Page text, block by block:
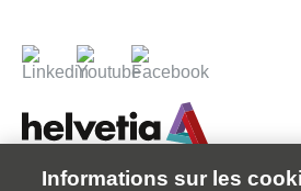
Informations sur les